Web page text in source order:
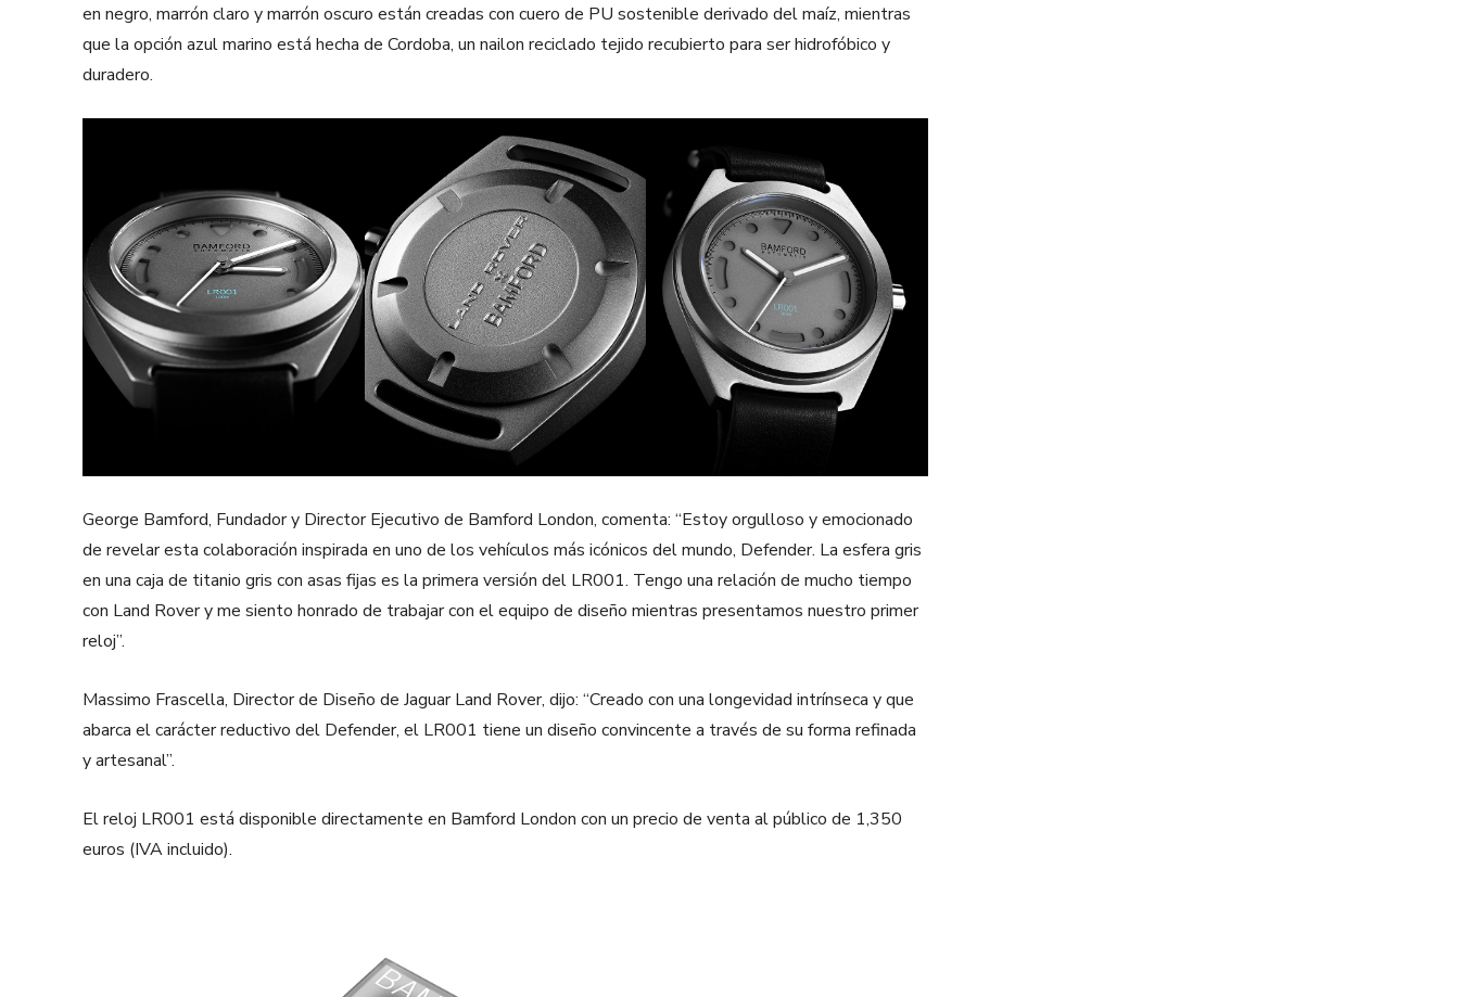
en negro, marrón claro y marrón oscuro están creadas con cuero de PU sostenible derivado del maíz, mientras
que la opción azul marino está hecha de Cordoba, un nailon reciclado tejido recubierto para ser hidrofóbico y
duradero.
George Bamford, Fundador y Director Ejecutivo de Bamford London, comenta: “Estoy orgulloso y emocionado
de revelar esta colaboración inspirada en uno de los vehículos más icónicos del mundo, Defender. La esfera gris
en una caja de titanio gris con asas fijas es la primera versión del LR001. Tengo una relación de mucho tiempo
con Land Rover y me siento honrado de trabajar con el equipo de diseño mientras presentamos nuestro primer
reloj”.
Massimo Frascella, Director de Diseño de Jaguar Land Rover, dijo: “Creado con una longevidad intrínseca y que
abarca el carácter reductivo del Defender, el LR001 tiene un diseño convincente a través de su forma refinada
y artesanal”.
El reloj LR001 está disponible directamente en Bamford London con un precio de venta al público de 1,350
euros (IVA incluido).